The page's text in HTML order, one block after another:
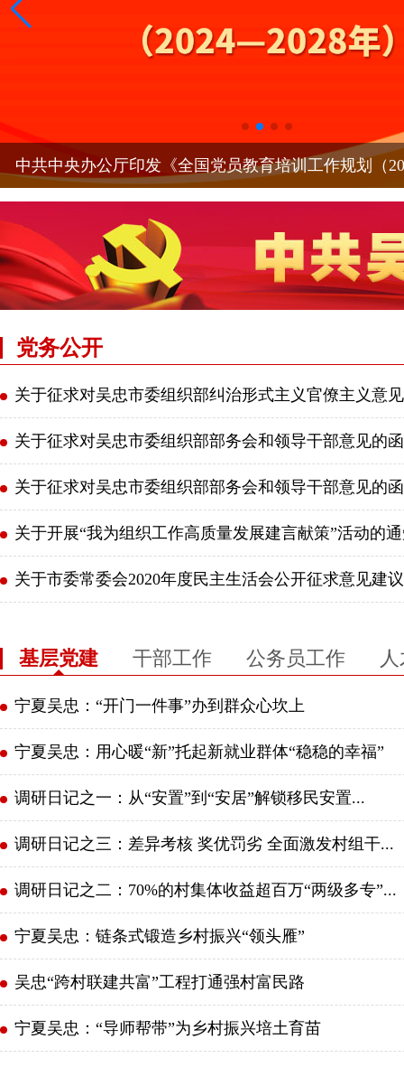
中共中央办公厅印发《全国党员教育培训工作规划（
党务公开
关于征求对吴忠市委组织部纠治形式主义官僚主义意
关于征求对吴忠市委组织部部务会和领导干部意见的函
关于征求对吴忠市委组织部部务会和领导干部意见的函
关于开展“我为组织工作高质量发展建言献策”活动的
关于市委常委会2020年度民主生活会公开征求意见建
基层党建 干部工作 公务员工作
宁夏吴忠：“开门一件事”办到群众心坎上
宁夏吴忠：用心暖“新”托起新就业群体“稳稳的幸福”
调研日记之一：从“安置”到“安居”解锁移民安置...
调研日记之三：差异考核 奖优罚劣 全面激发村组干...
调研日记之二：70%的村集体收益超百万“两级多专”...
宁夏吴忠：链条式锻造乡村振兴“领头雁”
吴忠“跨村联建共富”工程打通强村富民路
宁夏吴忠：“导师帮带”为乡村振兴培土育苗